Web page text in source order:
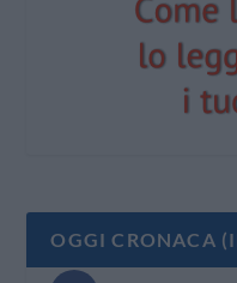
OGGI CRONACA